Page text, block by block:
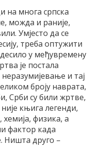
на многа српска
можда и раније,
Умјесто да се
треба оптужити
у међувремену
је постала
и тај
броју наврата,
Срби су били жртве,
књига легенди,
хемија, физика, а
фактор када
Ништа друго –